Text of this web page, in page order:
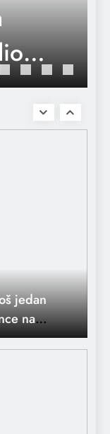
u
jedan
nafte